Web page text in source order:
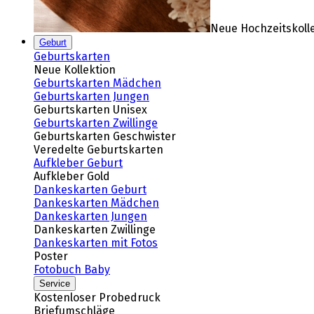
Neue
Geburt
Geburtskarten
Neue Kollektion
Geburtskarten Mädchen
Geburtskarten Jungen
Geburtskarten Unisex
Geburtskarten Zwillinge
Geburtskarten Geschwister
Veredelte Geburtskarten
Aufkleber Geburt
Aufkleber Gold
Dankeskarten Geburt
Dankeskarten Mädchen
Dankeskarten Jungen
Dankeskarten Zwillinge
Dankeskarten mit Fotos
Poster
Fotobuch Baby
Service
Kostenloser Probedruck
Briefumschläge